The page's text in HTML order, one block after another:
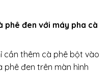
phê đen với máy pha cà
cần thêm cà phê bột vào
đen trên màn hình